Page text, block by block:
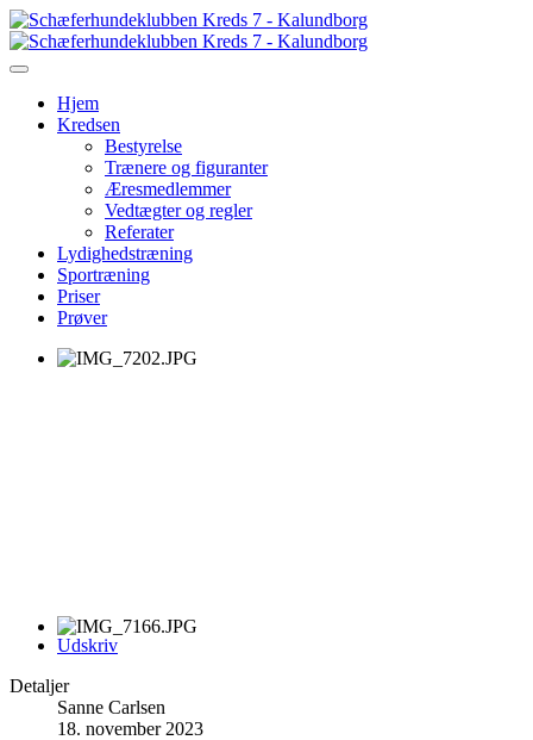
Hjem
Kredsen
Bestyrelse
Trænere og figuranter
Æresmedlemmer
Vedtægter og regler
Referater
Lydighedstræning
Sportræning
Priser
Prøver
Udskriv
Detaljer
Sanne Carlsen
18. november 2023